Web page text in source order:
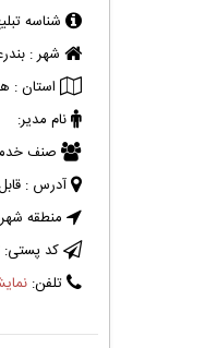
شناسه
شهر :
استان :
نام مدیر:
صنف
آدرس :
منطقه
کد پستی:
تلفن: